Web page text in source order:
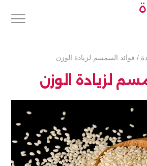
/ فوائد السمسم لزيادة الوزن
لزيادة الوزن